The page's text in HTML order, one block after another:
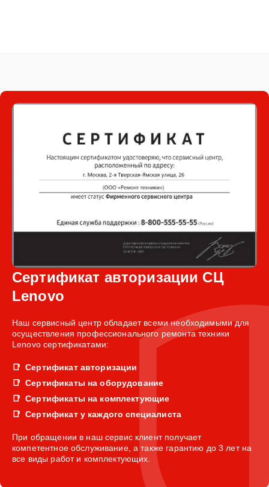
Сертификат авторизации СЦ
Lenovo
Наш сервисный центр обладает всеми необходимыми для
осуществления профессионального ремонта техники
Lenovo сертификатами:
Сертификат авторизации
Сертификаты на оборудование
Сертификаты на комплектующие
Сертификат у каждого специалиста
При обращении в наш сервис клиент получает
компетентное обслуживание, а также гарантию до 3 лет на
все виды работ и комплектующих.